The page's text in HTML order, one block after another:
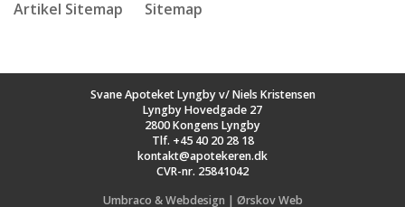
Artikel Sitemap Sitemap
Svane Apoteket Lyngby v/ Niels Kristensen
Lyngby Hovedgade 27
2800 Kongens Lyngby
Tlf. +45 40 20 28 18
kontakt@apotekeren.dk
CVR-nr. 25841042
Umbraco & Webdesign | Ørskov Web